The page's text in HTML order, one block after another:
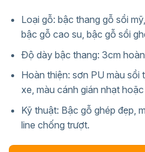
Loại gỗ: bậc thang gỗ sồi
bậc gỗ cao su, bậc gỗ sồi
Độ dày bậc thang: 3cm
Hoàn thiện: sơn PU màu sồi
xe, màu cánh gián nhạt
Kỹ thuật: Bậc gỗ ghép đẹp,
line chống trượt.